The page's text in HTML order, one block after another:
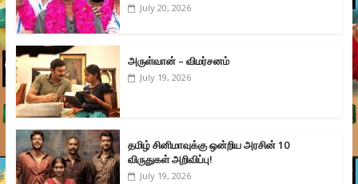
July 20, 2026
அருள்வான் – விமர்சனம்
July 19, 2026
தமிழ் சினிமாவுக்கு ஒன்றிய அரசின் 10
விருதுகள் அறிவிப்பு!
July 19, 2026